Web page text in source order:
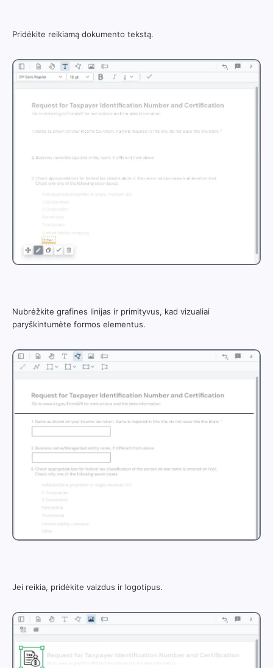
Pridėkite reikiamą dokumento tekstą.
Nubrėžkite grafines linijas ir primityvus, kad vizualiai
paryškintumėte formos elementus.
Jei reikia, pridėkite vaizdus ir logotipus.